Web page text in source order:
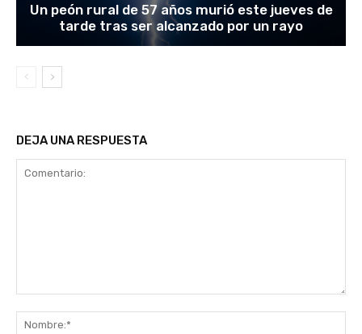
Un peón rural de 57 años murió este jueves de
tarde tras ser alcanzado por un rayo
DEJA UNA RESPUESTA